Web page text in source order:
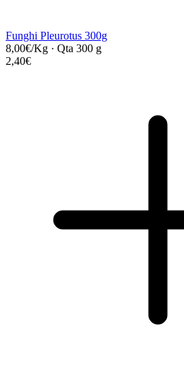
Funghi Pleurotus 300g
8,00€/Kg · Qta 300 g
2,40€